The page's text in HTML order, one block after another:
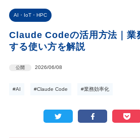
AI・IoT・HPC
Claude Codeの活用方法｜業
する使い方を解説
公開 2026/06/08
#AI #Claude Code #業務効率化